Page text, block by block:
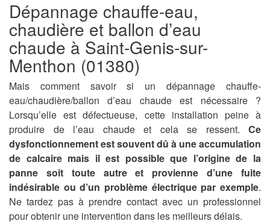
Dépannage chauffe-eau,
chaudière et ballon d’eau
chaude à Saint-Genis-sur-
Menthon (01380)
Mais comment savoir si un dépannage chauffe-
eau/chaudière/ballon d’eau chaude est nécessaire ?
Lorsqu’elle est défectueuse, cette installation peine à
produire de l’eau chaude et cela se ressent. Ce
dysfonctionnement est souvent dû à une accumulation
de calcaire mais il est possible que l’origine de la
panne soit toute autre et provienne d’une fuite
indésirable ou d’un problème électrique par exemple.
Ne tardez pas à prendre contact avec un professionnel
pour obtenir une intervention dans les meilleurs délais.